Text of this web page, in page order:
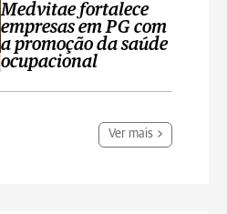
Medvitae fortalece
empresas em PG com
a promoção da saúde
ocupacional
Ver mais